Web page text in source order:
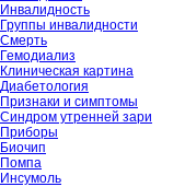
Инвалидность
Группы инвалидности
Смерть
Гемодиализ
Клиническая картина
Диабетология
Признаки и симптомы
Синдром утренней зари
Приборы
Биочип
Помпа
Инсумоль